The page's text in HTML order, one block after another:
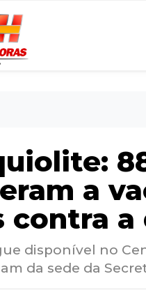
a
contra a
disponível no
da sede da